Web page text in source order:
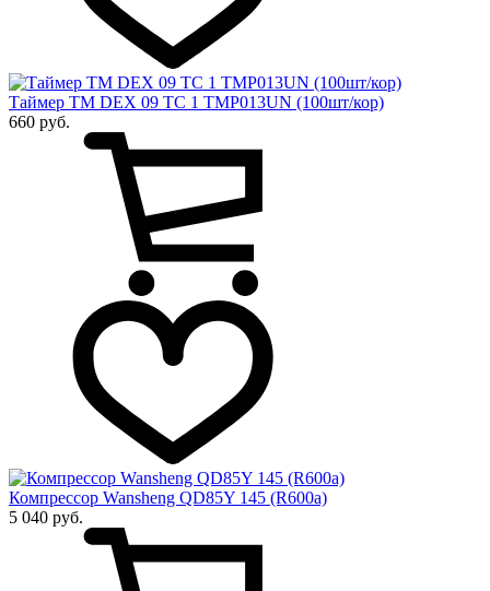
Таймер ТМ DEX 09 ТС 1 TMP013UN (100шт/кор)
660 руб.
Компрессор Wansheng QD85Y 145 (R600a)
5 040 руб.